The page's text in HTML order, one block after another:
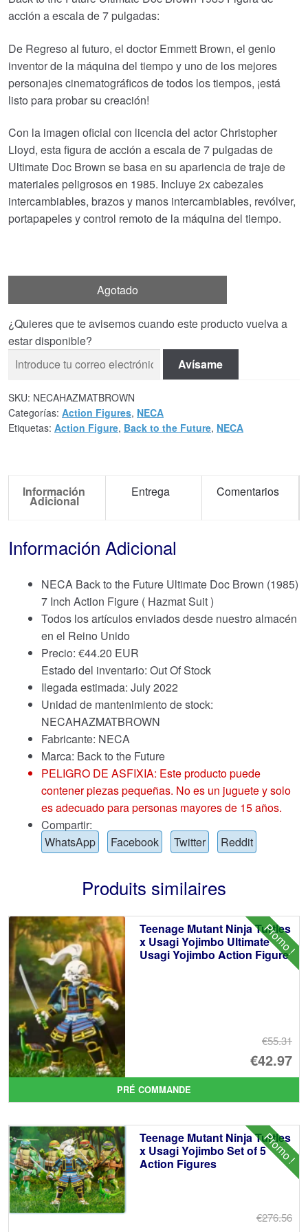
€52.80.€44.20.
acción a escala de 7 pulgadas:
De Regreso al futuro, el doctor Emmett Brown, el genio
inventor de la máquina del tiempo y uno de los mejores
personajes cinematográficos de todos los tiempos, ¡está
listo para probar su creación!
Con la imagen oficial con licencia del actor Christopher
Lloyd, esta figura de acción a escala de 7 pulgadas de
Ultimate Doc Brown se basa en su apariencia de traje de
materiales peligrosos en 1985. Incluye 2x cabezales
intercambiables, brazos y manos intercambiables, revólver,
portapapeles y control remoto de la máquina del tiempo.
Agotado
¿Quieres que te avisemos cuando este producto vuelva a
estar disponible?
Avísame
SKU: NECAHAZMATBROWN
Categorías: Action Figures, NECA
Etiquetas: Action Figure, Back to the Future, NECA
Información
Adicional
Entrega Comentarios
Información Adicional
NECA Back to the Future Ultimate Doc Brown (1985)
7 Inch Action Figure ( Hazmat Suit )
Todos los artículos enviados desde nuestro almacén
en el Reino Unido
Precio: €44.20 EUR
Estado del inventario: Out Of Stock
Ilegada estimada: July 2022
Unidad de mantenimiento de stock:
NECAHAZMATBROWN
Fabricante: NECA
Marca: Back to the Future
PELIGRO DE ASFIXIA: Este producto puede
contener piezas pequeñas. No es un juguete y solo
es adecuado para personas mayores de 15 años.
Compartir:
WhatsApp
Facebook Twitter Reddit
Produits similaires
Promo !
Teenage Mutant Ninja Turtles
x Usagi Yojimbo Ultimate
Usagi Yojimbo Action Figure
€55.31
Le
€42.97
Le
PRÉ COMMANDE
Promo !
Teenage Mutant Ninja Turtles
x Usagi Yojimbo Set of 5
Action Figures
€276.56